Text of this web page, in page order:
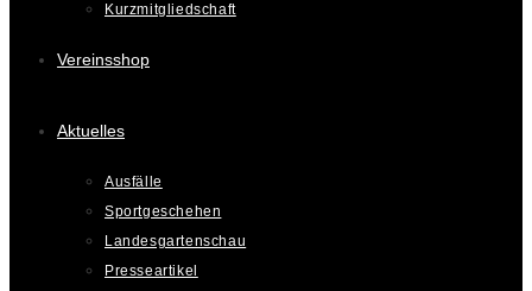
Kurzmitgliedschaft
Vereinsshop
Aktuelles
Ausfälle
Sportgeschehen
Landesgartenschau
Presseartikel